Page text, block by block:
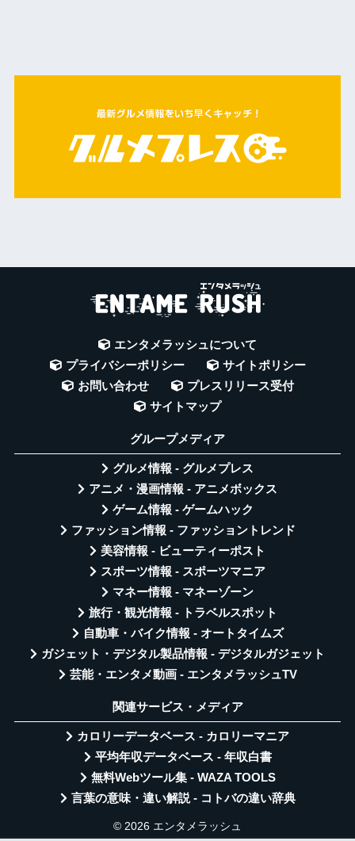
エンタメラッシュについて
プライバシーポリシー
サイトポリシー
お問い合わせ
プレスリリース受付
サイトマップ
グループメディア
グルメ情報 - グルメプレス
アニメ・漫画情報 - アニメボックス
ゲーム情報 - ゲームハック
ファッション情報 - ファッショントレンド
美容情報 - ビューティーポスト
スポーツ情報 - スポーツマニア
マネー情報 - マネーゾーン
旅行・観光情報 - トラベルスポット
自動車・バイク情報 - オートタイムズ
ガジェット・デジタル製品情報 - デジタルガジェット
芸能・エンタメ動画 - エンタメラッシュTV
関連サービス・メディア
カロリーデータベース - カロリーマニア
平均年収データベース - 年収白書
無料Webツール集 - WAZA TOOLS
言葉の意味・違い解説 - コトバの違い辞典
© 2026 エンタメラッシュ